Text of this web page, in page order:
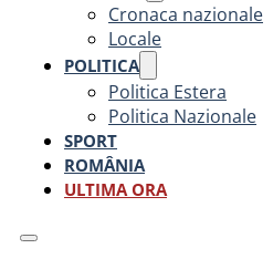
Cronaca nazionale
Locale
POLITICA
Politica Estera
Politica Nazionale
SPORT
ROMÂNIA
ULTIMA ORA